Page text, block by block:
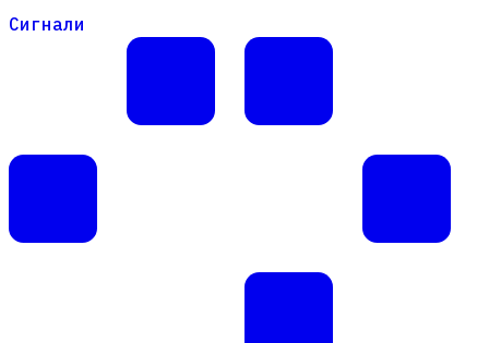
Сигнали